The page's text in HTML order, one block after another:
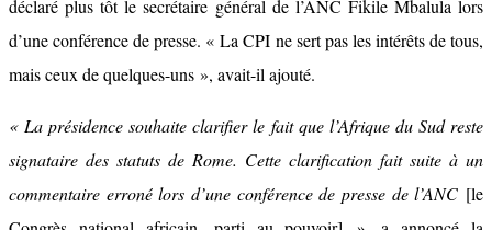
déclaré plus tôt le secrétaire général de l’ANC Fikile Mbalula lors
d’une conférence de presse. « La CPI ne sert pas les intérêts de tous,
mais ceux de quelques-uns », avait-il ajouté.
« La présidence souhaite clarifier le fait que l’Afrique du Sud reste
signataire des statuts de Rome. Cette clarification fait suite à un
commentaire erroné lors d’une conférence de presse de l’ANC [le